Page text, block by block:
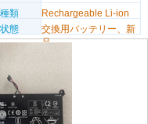
類
Rechargeable Li-ion
態
交換用バッテリー、新
品